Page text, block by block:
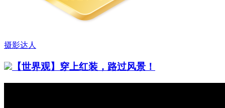
摄影达人
【世界观】穿上红装，路过风景！